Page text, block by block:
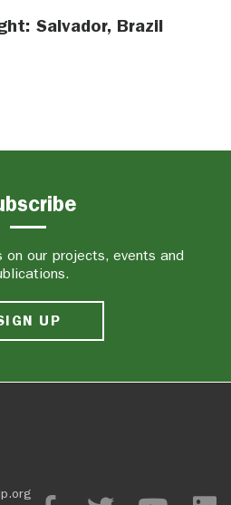
Salvador, Brazil
our projects, events and
UP